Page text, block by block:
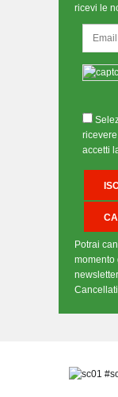
ricevi le
accetti
Potrai
momento